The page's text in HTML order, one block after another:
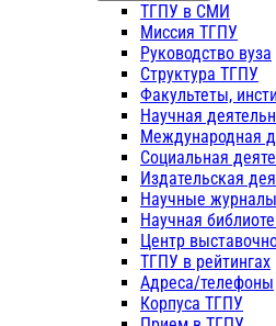
ТГПУ в СМИ
Миссия ТГПУ
Руководство вуза
Структура ТГПУ
Факультеты,
Научная
Международная
Социальная
Издательская
Научные
Научная
Центр
ТГПУ в рейтингах
Адреса/телефоны
Корпуса ТГПУ